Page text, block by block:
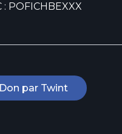
: POFICHBEXXX
Don par Twint